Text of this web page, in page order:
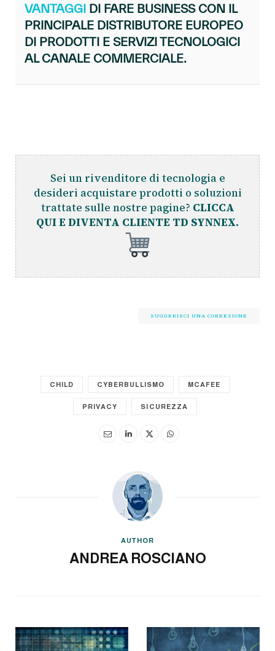
VANTAGGI DI FARE BUSINESS CON IL
PRINCIPALE DISTRIBUTORE EUROPEO
DI PRODOTTI E SERVIZI TECNOLOGICI
AL CANALE COMMERCIALE.
Sei un rivenditore di tecnologia e
desideri acquistare prodotti o soluzioni
trattate sulle nostre pagine? CLICCA
QUI E DIVENTA CLIENTE TD SYNNEX.
SUGGERISCI UNA CORREZIONE
CHILD CYBERBULLISMO MCAFEE
PRIVACY SICUREZZA
AUTHOR
ANDREA ROSCIANO